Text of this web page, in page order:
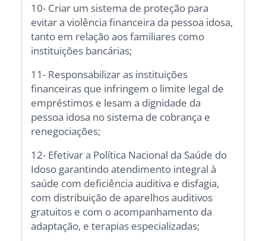
10- Criar um sistema de proteção para
evitar a violência financeira da pessoa idosa,
tanto em relação aos familiares como
instituições bancárias;
11- Responsabilizar as instituições
financeiras que infringem o limite legal de
empréstimos e lesam a dignidade da
pessoa idosa no sistema de cobrança e
renegociações;
12- Efetivar a Política Nacional da Saúde do
Idoso garantindo atendimento integral à
saúde com deficiência auditiva e disfagia,
com distribuição de aparelhos auditivos
gratuitos e com o acompanhamento da
adaptação, e terapias especializadas;